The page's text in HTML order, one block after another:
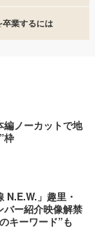
業するには
編ノーカットで地
枠
N.E.W.」趣里・
バー紹介映像解禁
キーワード”も